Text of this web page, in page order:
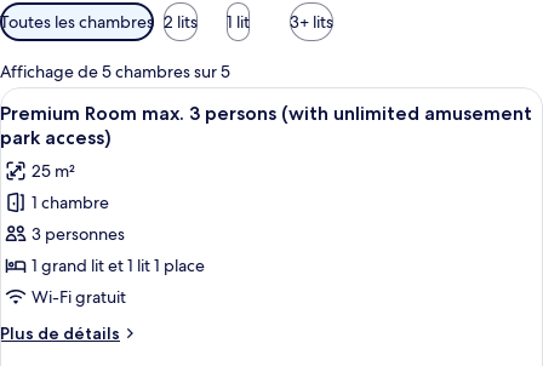
Filtres
disponibles
pour
les
chambres
Toutes les chambres 2 lits 1 lit 3+ lits
Affichage de 5 chambres sur 5
Afficher
toutes
les
photos
pour
ce
type
de
chambre :
Premium
Une chambre d’hôtel moderne
5
Premium Room max. 3 persons (with unlimited amusement
park access)
25 m²
1 chambre
3 personnes
1 grand lit et 1 lit 1 place
Wi-Fi gratuit
Plus de détails
Plus